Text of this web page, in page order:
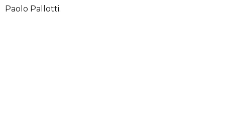
Paolo Pallotti.